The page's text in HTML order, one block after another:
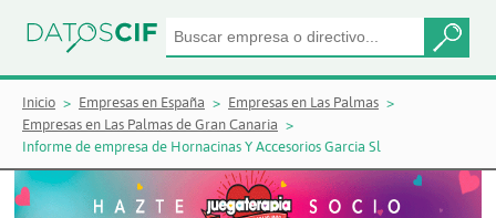
Inicio Empresas en España
Empresas en Las Palmas
Empresas en Las Palmas de Gran Canaria
Informe de empresa de Hornacinas Y Accesorios Garcia Sl